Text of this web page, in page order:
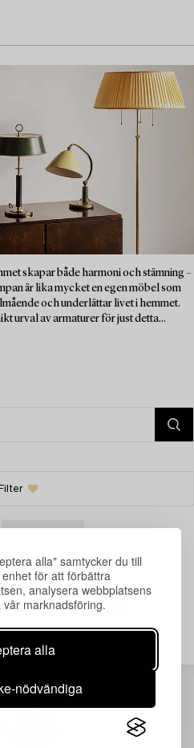
alla" samtycker du till
för att förbättra
analysera webbplatsens
marknadsföring.
alla
nödvändiga
skapar både harmoni och stämning –
är lika mycket en egen möbel som
och underlättar livet i hemmet.
urval av armaturer för just detta...
ingen träff just nu.